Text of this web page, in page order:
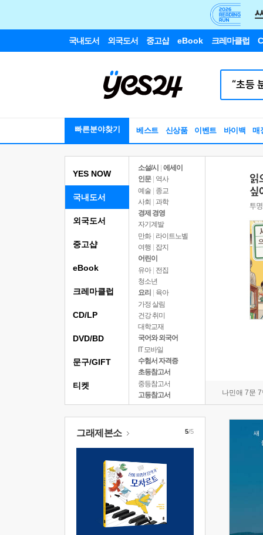
국내도서 외국도서 중고샵 eBook 크레마클럽
빠른분야찾기 베스트 신상품 이벤트 바이백 매
YES NOW
국내도서
소설/시
에세이
인문
역사
예술 | 종교
사회 | 과학
경제 경영
자기계발
만화 | 라이트노벨
여행
잡지
어린이
유아 | 전집
청소년
요리
육아
가정 살림
건강 취미
대학교재
국어와 외국어
IT 모바일
수험서 자격증
초등참고서
중등참고서
고등참고서
나민애 7문
외국도서
중고샵
eBook
크레마클럽
CD/LP
DVD/BD
문구/GIFT
티켓
그래제본소 5/5